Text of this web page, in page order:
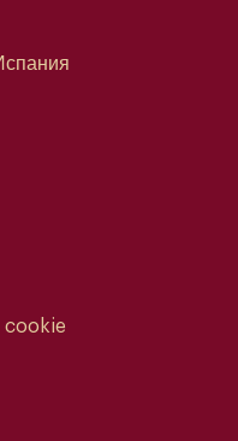
cookie